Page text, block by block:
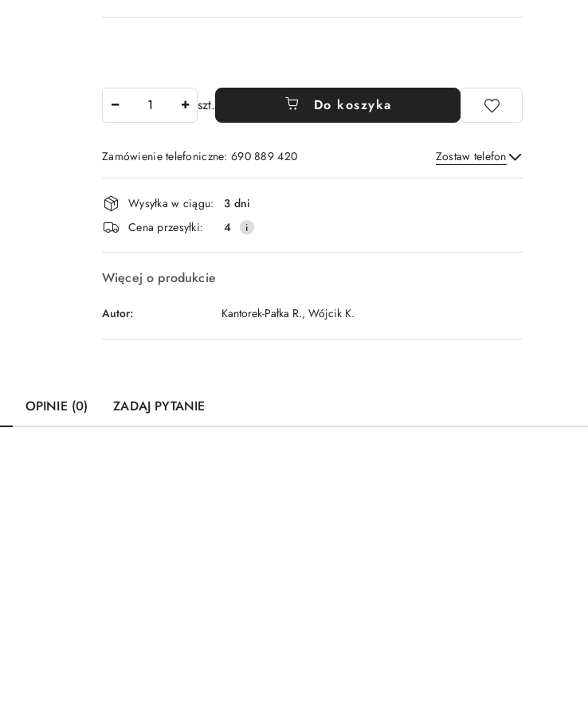
szt. Do koszyka
Zamówienie telefoniczne: 690 889 420 Zostaw telefon
Wyślij
Dostępność
i
dostawa
Wysyłka w ciągu:
3 dni
Cena przesyłki:
4
Więcej o produkcie
Autor: Kantorek-Pałka R., Wójcik K.
OPINIE (0) ZADAJ PYTANIE